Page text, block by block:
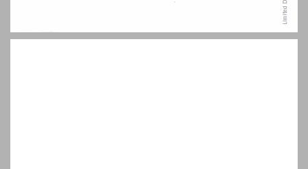
תודות ... 10